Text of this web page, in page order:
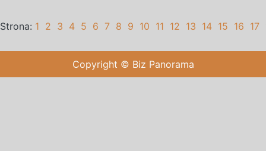
Strona: 1 2 3 4 5 6 7 8 9 10 11 12 13 14 15 16 17
Copyright © Biz Panorama